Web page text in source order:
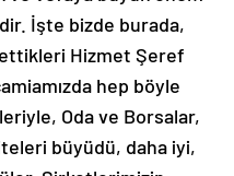
İşte bizde burada,
ettikleri Hizmet Şeref
hep böyle
Oda ve Borsalar,
büyüdü, daha iyi,